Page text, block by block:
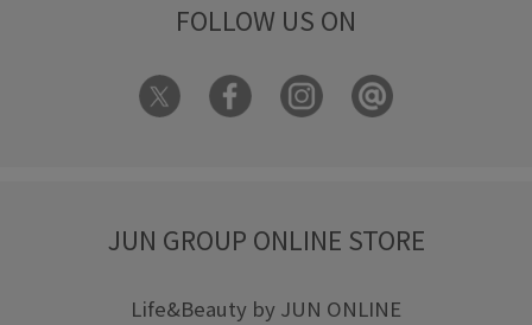
FOLLOW US ON
JUN GROUP ONLINE STORE
Life&Beauty by JUN ONLINE